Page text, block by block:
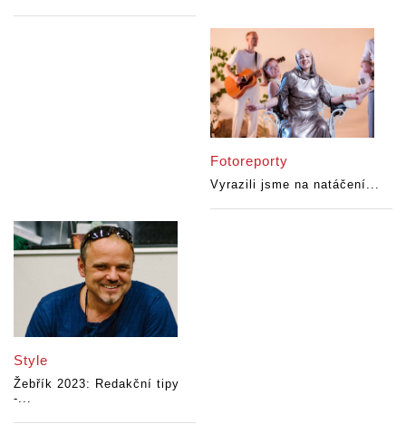
Fotoreporty
Vyrazili jsme na natáčení...
Style
Žebřík 2023: Redakční tipy
-...